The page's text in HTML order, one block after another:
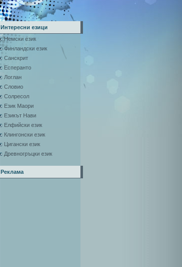
Интересни езици
Немски език
Финландски език
Санскрит
Есперанто
Логлан
Словио
Солресол
Език Маори
Езикът Нави
Елфийски език
Клингонски език
Цигански език
Древногръцки език
Реклама